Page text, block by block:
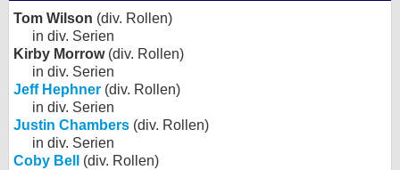
Tom Wilson (div. Rollen)
in div. Serien
Kirby Morrow(div. Rollen)
in div. Serien
Jeff Hephner (div. Rollen)
in div. Serien
Justin Chambers (div. Rollen)
in div. Serien
Coby Bell
(div. Rollen)